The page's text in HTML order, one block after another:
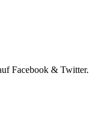
Facebook & Twitter.